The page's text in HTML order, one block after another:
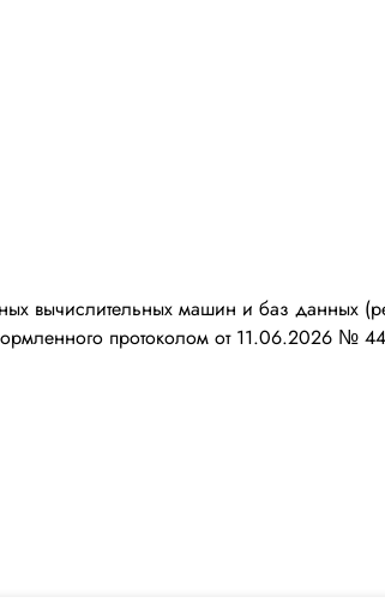
вычислительных машин и баз данных
протоколом от 11.06.2026 №